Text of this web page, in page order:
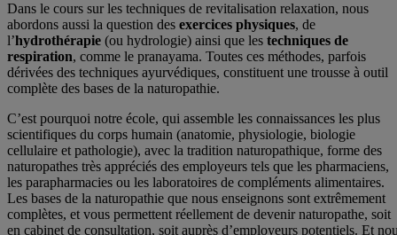
Dans le cours sur les techniques de revitalisation relaxation, nous
abordons aussi la question des exercices physiques, de
l’hydrothérapie (ou hydrologie) ainsi que les techniques de
respiration, comme le pranayama. Toutes ces méthodes, parfois
dérivées des techniques ayurvédiques, constituent une trousse à outil
complète des bases de la naturopathie.
C’est pourquoi notre école, qui assemble les connaissances les plus
scientifiques du corps humain (anatomie, physiologie, biologie
cellulaire et pathologie), avec la tradition naturopathique, forme des
naturopathes très appréciés des employeurs tels que les pharmaciens,
les parapharmacies ou les laboratoires de compléments alimentaires.
Les bases de la naturopathie que nous enseignons sont extrêmement
complètes, et vous permettent réellement de devenir naturopathe, soit
en cabinet de consultation, soit auprès d’employeurs potentiels. Et